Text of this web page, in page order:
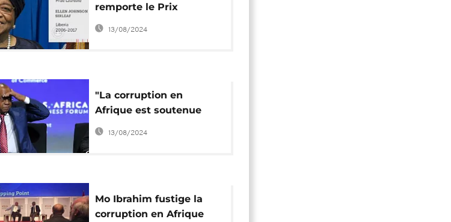
remporte le Prix
Ibrahim 2017 pour
l'Excellence en
13/08/2024
"La corruption en
Afrique est soutenue
par les hommes
d'affaires européens,
13/08/2024
Mo Ibrahim fustige la
corruption en Afrique